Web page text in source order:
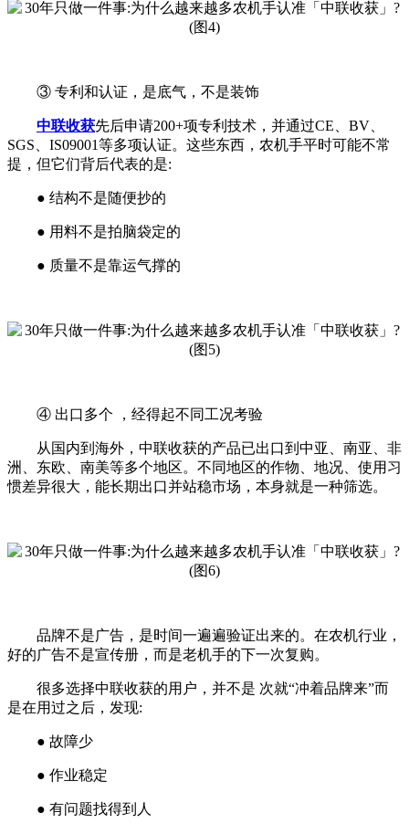
③ 专利和认证，是底气，不是装饰
中联收获先后申请200+项专利技术，并通过CE、BV、
SGS、IS09001等多项认证。这些东西，农机手平时可能不常
提，但它们背后代表的是:
● 结构不是随便抄的
● 用料不是拍脑袋定的
● 质量不是靠运气撑的
④ 出口多个 ，经得起不同工况考验
从国内到海外，中联收获的产品已出口到中亚、南亚、非
洲、东欧、南美等多个地区。不同地区的作物、地况、使用习
惯差异很大，能长期出口并站稳市场，本身就是一种筛选。
品牌不是广告，是时间一遍遍验证出来的。在农机行业，
好的广告不是宣传册，而是老机手的下一次复购。
很多选择中联收获的用户，并不是 次就“冲着品牌来”而
是在用过之后，发现:
● 故障少
● 作业稳定
● 有问题找得到人